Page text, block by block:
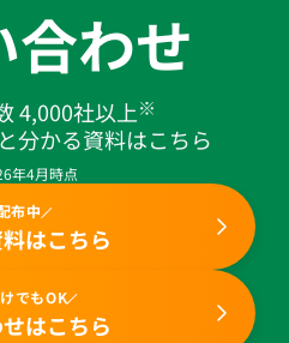
合わせ
4,000社以上※
分かる資料はこちら
年4月時点
布中
はこちら
でもOK
はこちら